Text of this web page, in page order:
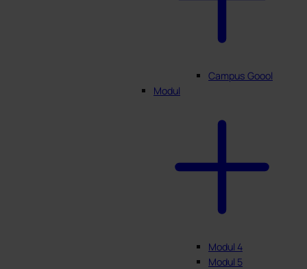
Campus Goool
Modul
Modul 4
Modul 5